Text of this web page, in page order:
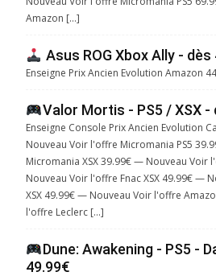
Amazon […]
Asus ROG Xbox Ally - dès
Enseigne Prix Ancien Evolution Amazon
Valor Mortis - PS5 / XSX -
Enseigne Console Prix Ancien Evolution
Nouveau Voir l'offre Micromania PS5
Micromania XSX 39.99€ — Nouveau Voir
Nouveau Voir l'offre Fnac XSX 49.99€ —
XSX 49.99€ — Nouveau Voir l'offre
l'offre Leclerc […]
Dune: Awakening - PS5 -
49.99€